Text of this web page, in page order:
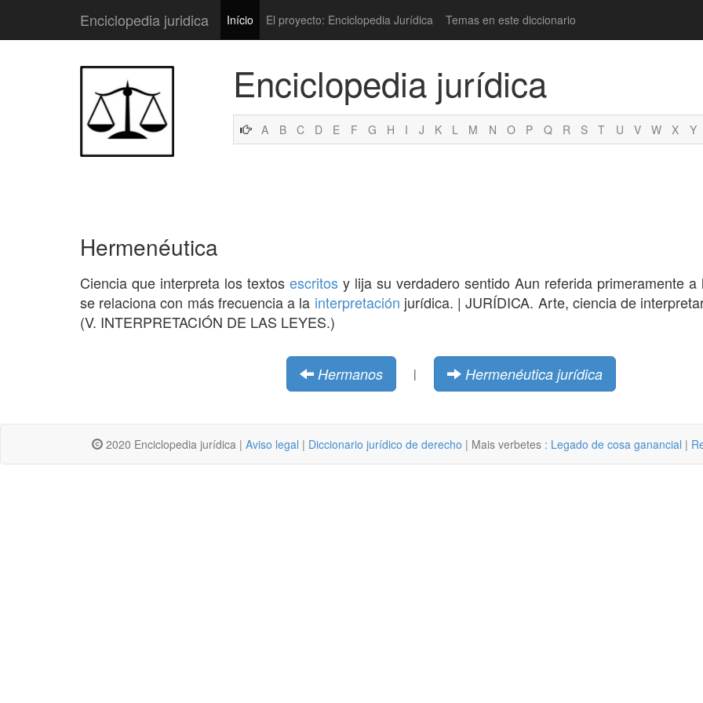
Enciclopedia juridica Início El proyecto: Enciclopedia Jurídica Temas en este diccionario
Enciclopedia jurídica
A B C D E F G H I J K L M N O P Q R S T U V W X Y
Hermenéutica
Ciencia que interpreta los textos escritos y lija su verdadero sentido Aun referida primeramente a
se relaciona con más frecuencia a la interpretación jurídica. | JURÍDICA. Arte, ciencia de
(V. INTERPRETACIÓN DE LAS LEYES.)
Hermanos | Hermenéutica jurídica
2020 Enciclopedia jurídica | Aviso legal | Diccionario jurídico de derecho | Mais verbetes : Legado de cosa ganancial |